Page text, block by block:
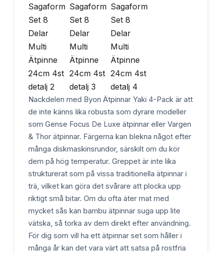
Nackdelen med Byon Ätpinnar Yaki 4-Pack är att
de inte känns lika robusta som dyrare modeller
som Gense Focus De Luxe ätpinnar eller Vargen
& Thor ätpinnar. Färgerna kan blekna något efter
många diskmaskinsrundor, särskilt om du kör
dem på hög temperatur. Greppet är inte lika
strukturerat som på vissa traditionella ätpinnar i
trä, vilket kan göra det svårare att plocka upp
riktigt små bitar. Om du ofta äter mat med
mycket sås kan bambu ätpinnar suga upp lite
vätska, så torka av dem direkt efter användning.
För dig som vill ha ett ätpinnar set som håller i
många år kan det vara värt att satsa på rostfria